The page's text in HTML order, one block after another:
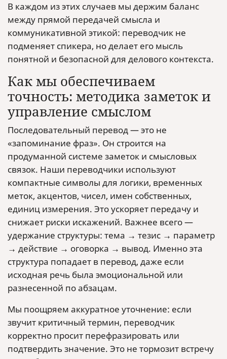
В каждом из этих случаев мы держим баланс
между прямой передачей смысла и
коммуникативной этикой: переводчик не
подменяет спикера, но делает его мысль
понятной и безопасной для делового контекста.
Как мы обеспечиваем
точность: методика заметок и
управление смыслом
Последовательный перевод — это не
«запоминание фраз». Он строится на
продуманной системе заметок и смысловых
связок. Наши переводчики используют
компактные символы для логики, временных
меток, акцентов, чисел, имен собственных,
единиц измерения. Это ускоряет передачу и
снижает риски искажений. Важнее всего —
удержание структуры: тема → тезис → параметр
→ действие → оговорка → вывод. Именно эта
структура попадает в перевод, даже если
исходная речь была эмоциональной или
разнесенной по абзацам.
Мы поощряем аккуратное уточнение: если
звучит критичный термин, переводчик
корректно просит перефразировать или
подтвердить значение. Это не тормозит встречу